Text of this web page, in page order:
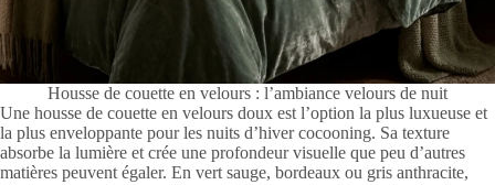
Housse de couette en velours : l’ambiance velours de nuit
Une housse de couette en velours doux est l’option la plus luxueuse et
la plus enveloppante pour les nuits d’hiver cocooning. Sa texture
absorbe la lumière et crée une profondeur visuelle que peu d’autres
matières peuvent égaler. En vert sauge, bordeaux ou gris anthracite,